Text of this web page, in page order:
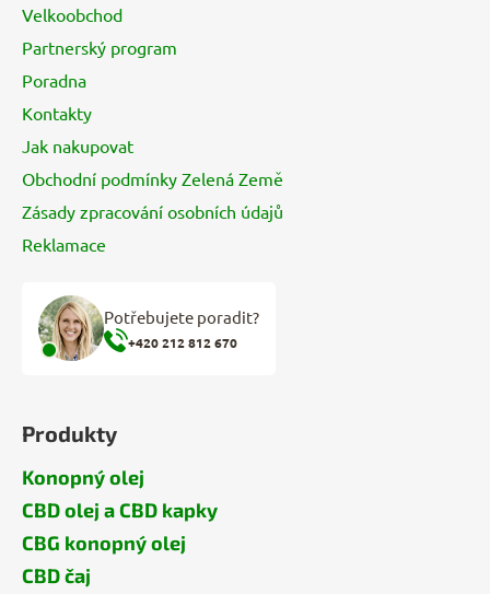
Velkoobchod
Partnerský program
Poradna
Kontakty
Jak nakupovat
Obchodní podmínky Zelená Země
Zásady zpracování osobních údajů
Reklamace
Potřebujete poradit?
+420 212 812 670
Produkty
Konopný olej
CBD olej a CBD kapky
CBG konopný olej
CBD čaj